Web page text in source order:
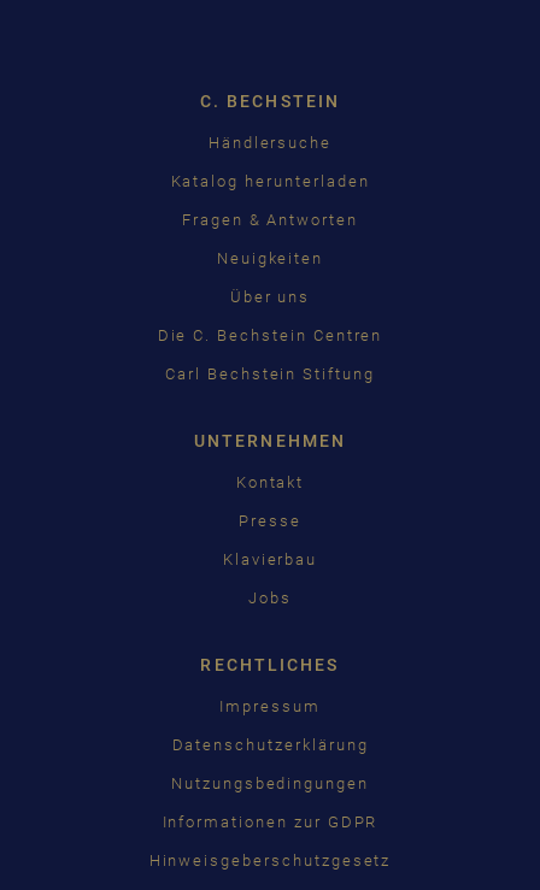
C. BECHSTEIN
Händlersuche
Katalog herunterladen
Fragen & Antworten
Neuigkeiten
Über uns
Die C. Bechstein Centren
Carl Bechstein Stiftung
UNTERNEHMEN
Kontakt
Presse
Klavierbau
Jobs
RECHTLICHES
Impressum
Datenschutzerklärung
Nutzungsbedingungen
Informationen zur GDPR
Hinweisgeberschutzgesetz